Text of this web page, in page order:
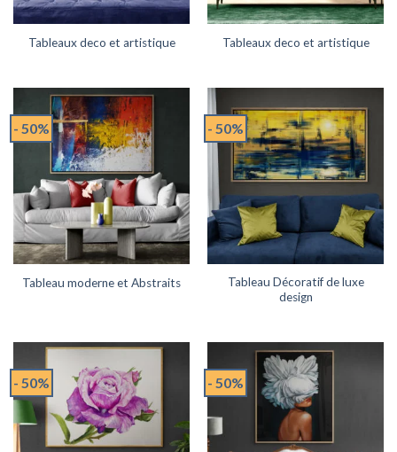
Tableaux deco et artistique Tableaux deco et artistique
- 50%
Tableau moderne et Abstraits
- 50%
Tableau Décoratif de luxe
design
- 50% - 50%